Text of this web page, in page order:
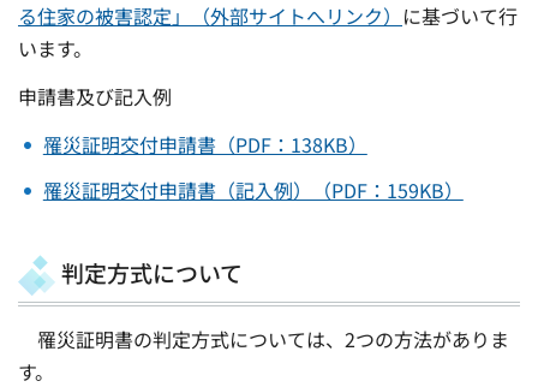
る住家の被害認定」（外部サイトへリンク） に基づいて行
います。
申請書及び記入例
罹災証明交付申請書（PDF：138KB）
罹災証明交付申請書（記入例）（PDF：159KB）
判定方式について
罹災証明書の判定方式については、2つの方法がありま
す。